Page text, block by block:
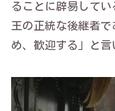
ることに辟易して
王の正統な後継者
め、歓迎する」と言